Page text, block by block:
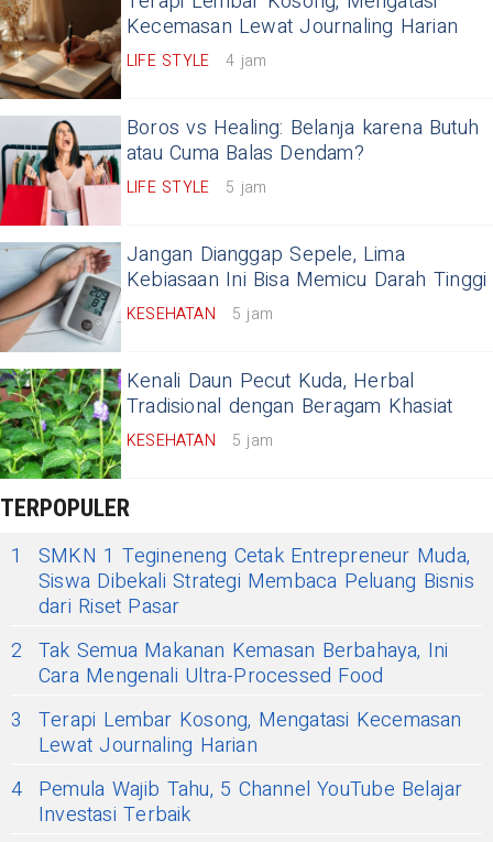
Kecemasan Lewat Journaling Harian
LIFE STYLE 4 jam
Boros vs Healing: Belanja karena Butuh
atau Cuma Balas Dendam?
LIFE STYLE 5 jam
Jangan Dianggap Sepele, Lima
Kebiasaan Ini Bisa Memicu Darah Tinggi
KESEHATAN 5 jam
Kenali Daun Pecut Kuda, Herbal
Tradisional dengan Beragam Khasiat
KESEHATAN 5 jam
TERPOPULER
1
SMKN 1 Tegineneng Cetak Entrepreneur Muda,
Siswa Dibekali Strategi Membaca Peluang Bisnis
dari Riset Pasar
2 Tak Semua Makanan Kemasan Berbahaya, Ini
Cara Mengenali Ultra-Processed Food
3
Terapi Lembar Kosong, Mengatasi Kecemasan
Lewat Journaling Harian
4 Pemula Wajib Tahu, 5 Channel YouTube Belajar
Investasi Terbaik